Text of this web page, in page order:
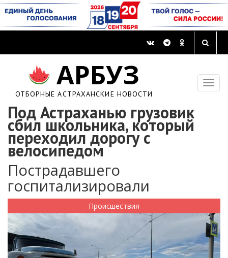
АРБУЗ
ОТБОРНЫЕ АСТРАХАНСКИЕ НОВОСТИ
Под Астраханью грузовик
сбил школьника, который
переходил дорогу с
велосипедом
Пострадавшего
госпитализировали
Происшествия